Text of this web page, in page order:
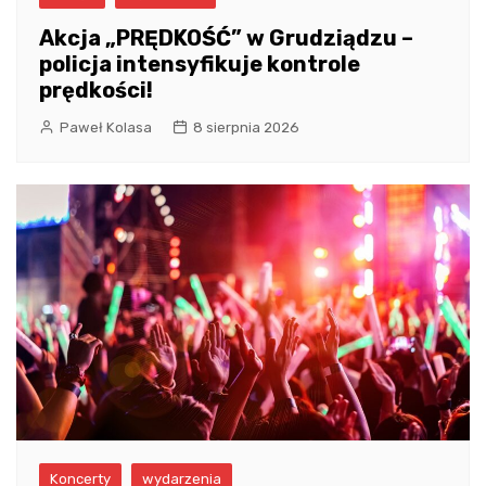
Akcja „PRĘDKOŚĆ” w Grudziądzu –
policja intensyfikuje kontrole
prędkości!
Paweł Kolasa 8 sierpnia 2026
Koncerty wydarzenia